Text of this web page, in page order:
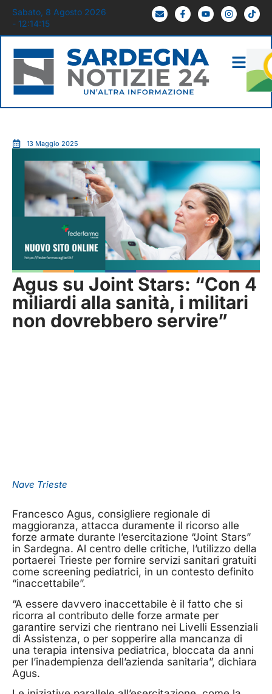
Sabato, 8 Agosto 2026
- 12:14:16
13 Maggio 2025
Agus su Joint Stars: “Con 4
miliardi alla sanità, i militari
non dovrebbero servire”
Nave Trieste
Francesco Agus, consigliere regionale di
maggioranza, attacca duramente il ricorso alle
forze armate durante l’esercitazione “Joint Stars”
in Sardegna. Al centro delle critiche, l’utilizzo della
portaerei Trieste per fornire servizi sanitari gratuiti
come screening pediatrici, in un contesto definito
“inaccettabile”.
“A essere davvero inaccettabile è il fatto che si
ricorra al contributo delle forze armate per
garantire servizi che rientrano nei Livelli Essenziali
di Assistenza, o per sopperire alla mancanza di
una terapia intensiva pediatrica, bloccata da anni
per l’inadempienza dell’azienda sanitaria”, dichiara
Agus.